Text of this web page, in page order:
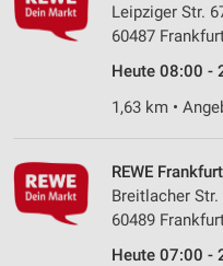
Leipziger Str.
60487
Heute 08:00 -
1,63 km •
REWE
Breitlacher Str.
60489
Heute 07:00 -
Geräte anhand von aktiv
Informationen
Nicht-IAB-Verarbeitungszwecke:
Funktional